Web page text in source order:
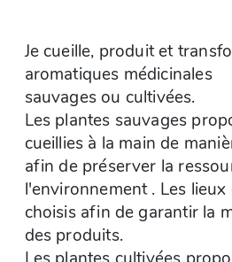
Je cueille, produit et
aromatiques médicinales
sauvages ou cultivées.
Les plantes sauvages
cueillies à la main de
afin de préserver la
l'environnement . Les
choisis afin de garantir la
des produits.